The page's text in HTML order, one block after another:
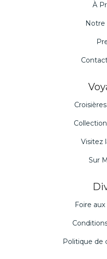
À
Notre
Visitez
Sur
Foire
Politique de